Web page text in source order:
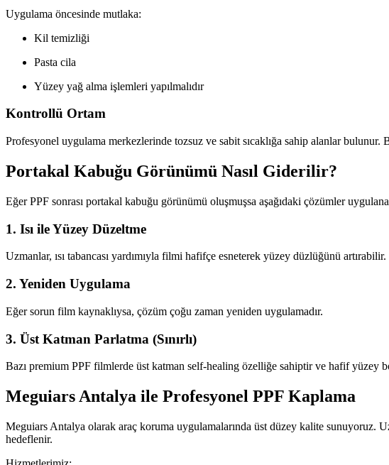
Uygulama öncesinde mutlaka:
Kil temizliği
Pasta cila
Yüzey yağ alma işlemleri yapılmalıdır
Kontrollü Ortam
Profesyonel uygulama merkezlerinde tozsuz ve sabit sıcaklığa sahip alanlar
Portakal Kabuğu Görünümü Nasıl Giderilir?
Eğer PPF sonrası portakal kabuğu görünümü oluşmuşsa aşağıdaki çözümler
1. Isı ile Yüzey Düzeltme
Uzmanlar, ısı tabancası yardımıyla filmi hafifçe esneterek yüzey düzlüğünü artırabilir.
2. Yeniden Uygulama
Eğer sorun film kaynaklıysa, çözüm çoğu zaman yeniden uygulamadır.
3. Üst Katman Parlatma (Sınırlı)
Bazı premium PPF filmlerde üst katman self-healing özelliğe sahiptir ve hafif yüzey
Meguiars Antalya ile Profesyonel PPF Kaplama
Meguiars Antalya olarak araç koruma uygulamalarında üst düzey kalite sunuyoruz.
hedeflenir.